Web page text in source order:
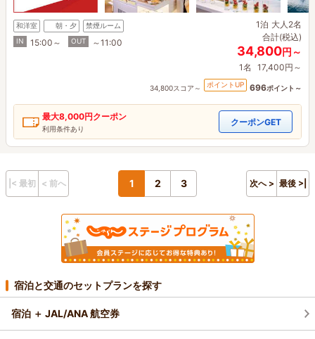
和洋室 朝・夕
禁煙ルーム
IN
15:00～ OUT ～11:00
1泊 大人2名
合計(税込)
34,800円～
1名 17,400円～
34,800スコア～ ポイントUP 696ポイント～
最大8,000円クーポン
利用条件あり
クーポンGET
|< 最初 < 前へ 1 2 3 次へ > 最後 >|
宿泊と交通のセットプランを探す
宿泊 ＋ JAL/ANA 航空券